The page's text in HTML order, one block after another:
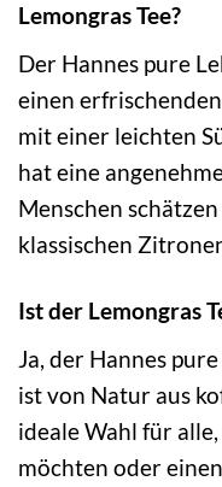
Lemongras Tee?
Der Hannes pure
einen
mit einer leichten
hat eine
Menschen
klassischen
Ist der Lemongras
Ja, der Hannes
ist von Natur aus
ideale Wahl für
möchten oder